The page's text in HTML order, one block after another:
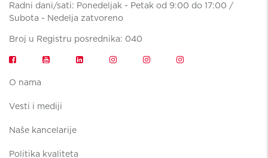
Radni dani/sati: Ponedeljak - Petak od 9:00 do 17:00 /
Subota - Nedelja zatvoreno
Broj u Registru posrednika: 040
O nama
Vesti i mediji
Naše kancelarije
Politika kvaliteta